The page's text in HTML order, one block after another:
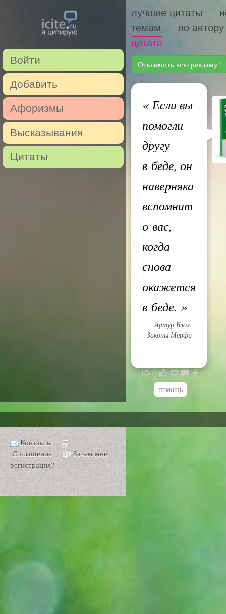
Войти
Добавить
Афоризмы
Высказывания
Цитаты
лучшие цитаты
темам
по автору
цитата
Отключить всю рекламу!
«Если вы
помогли
другу
в беде, он
наверняка
вспомнит
о вас,
когда
снова
окажется
в беде. »
Артур Блох.
Законы Мерфи
0
помощь
Контакты
Соглашение
Зачем мне
регистрация?